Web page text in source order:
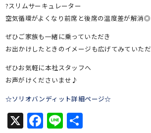
?スリムサーキュレーター
空気循環がよくなり前席と後席の温度差が解消◎
ぜひご家族も一緒に乗っていただき
お出かけしたときのイメージも広げてみていた
ぜひお気軽に本社スタッフへ
お声がけくださいませ♪
☆ソリオバンディット詳細ページ☆
X Facebook
Line共